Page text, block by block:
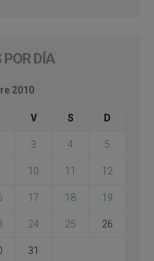
POR DÍA
2010
V S D
3 4 5
10 11 12
17 18 19
24 25 26
31